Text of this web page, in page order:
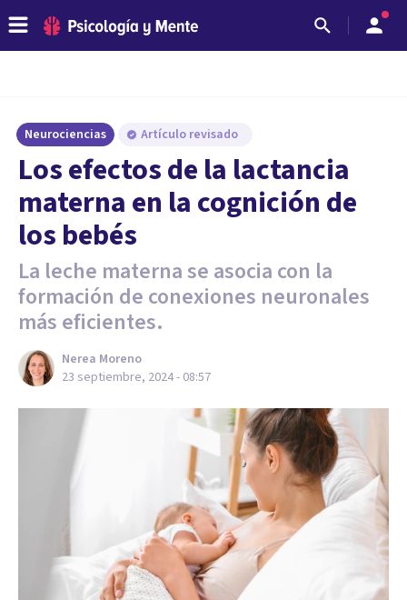
Neurociencias Artículo revisado
Los efectos de la lactancia
materna en la cognición de
los bebés
La leche materna se asocia con la
formación de conexiones neuronales
más eficientes.
Nerea Moreno
23 septiembre, 2024 - 08:57